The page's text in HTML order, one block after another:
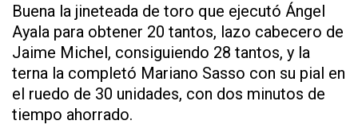
Buena la jineteada de toro que ejecutó Ángel
Ayala para obtener 20 tantos, lazo cabecero de
Jaime Michel, consiguiendo 28 tantos, y la
terna la completó Mariano Sasso con su pial en
el ruedo de 30 unidades, con dos minutos de
tiempo ahorrado.